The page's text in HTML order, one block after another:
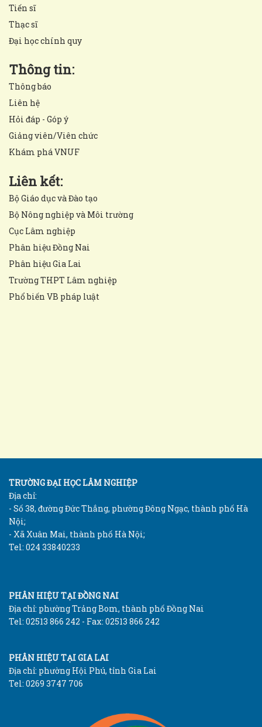
Tiến sĩ
Thạc sĩ
Đại học chính quy
Thông tin:
Thông báo
Liên hệ
Hỏi đáp - Góp ý
Giảng viên/Viên chức
Khám phá VNUF
Liên kết:
Bộ Giáo dục và Đào tạo
Bộ Nông nghiệp và Môi trường
Cục Lâm nghiệp
Phân hiệu Đồng Nai
Phân hiệu Gia Lai
Trường THPT Lâm nghiệp
Phổ biến VB pháp luật
TRƯỜNG ĐẠI HỌC LÂM NGHIỆP
Địa chỉ:
- Số 38, đường Đức Thắng, phường Đông Ngạc, thành phố Hà
Nội;
- Xã Xuân Mai, thành phố Hà Nội;
Tel: 024 33840233
PHÂN HIỆU TẠI ĐỒNG NAI
Địa chỉ: phường Trảng Bom, thành phố Đồng Nai
Tel: 02513 866 242 - Fax: 02513 866 242
PHÂN HIỆU TẠI GIA LAI
Địa chỉ: phường Hội Phú, tỉnh Gia Lai
Tel: 0269 3747 706